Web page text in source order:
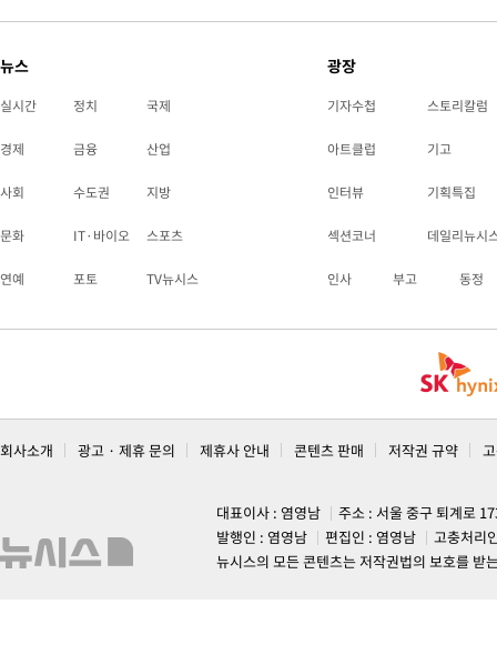
뉴스
실시간 정치 국제
경제 금융 산업
사회 수도권 지방
문화 IT·바이오 스포츠
연예 포토 TV뉴시스
광장
기자수첩 스토리칼럼
아트클럽 기고
인터뷰 기획특집
섹션코너 데일리뉴시
인사 부고 동정
회사소개 광고 · 제휴 문의 제휴사 안내 콘텐츠 판매 저작권 규약
대표이사 : 염영남
주소 : 서울 중구 퇴계로
발행인 : 염영남
편집인 : 염영남
고충처리
뉴시스의 모든 콘텐츠는 저작권법의 보호를